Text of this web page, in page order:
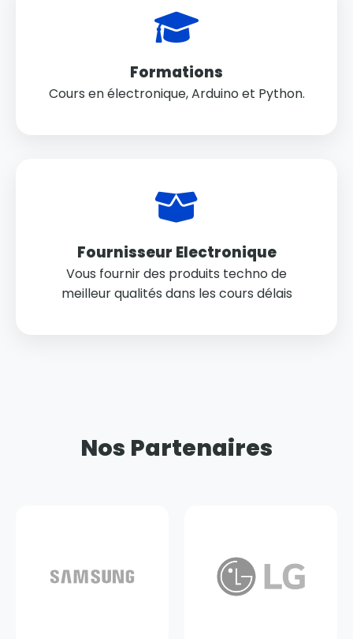
Formations
Cours en électronique, Arduino et Python.
Fournisseur Electronique
Vous fournir des produits techno de
meilleur qualités dans les cours délais
Nos Partenaires